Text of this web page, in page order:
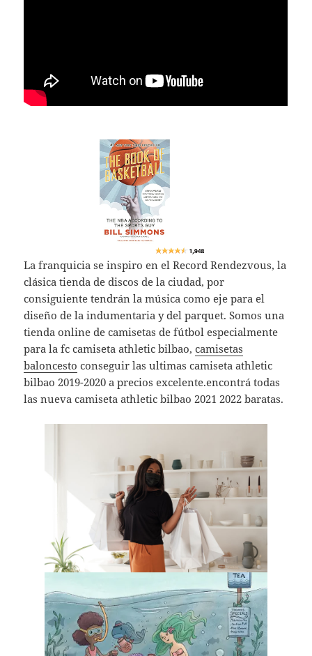
La franquicia se inspiro en el Record Rendezvous, la
clásica tienda de discos de la ciudad, por
consiguiente tendrán la música como eje para el
diseño de la indumentaria y del parquet. Somos una
tienda online de camisetas de fútbol especialmente
para la fc camiseta athletic bilbao,camisetas
baloncesto conseguir las ultimas camiseta athletic
bilbao 2019-2020 a precios excelente.encontrá todas
las nueva camiseta athletic bilbao 2021 2022 baratas.